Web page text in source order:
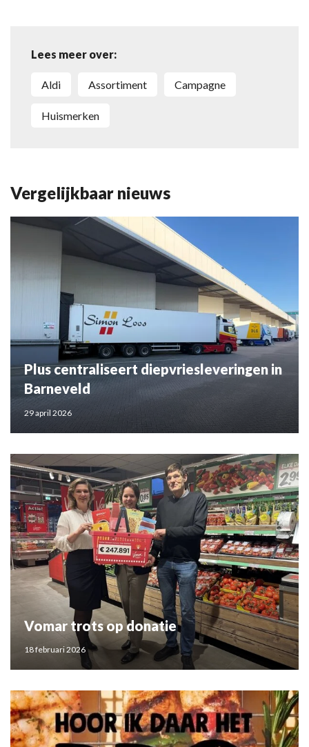
Lees meer over:
Aldi assortiment Campagne
huismerken
Vergelijkbaar nieuws
Plus centraliseert diepvriesleveringen in
Barneveld
29 april 2026
Vomar trots op donatie
18 februari 2026